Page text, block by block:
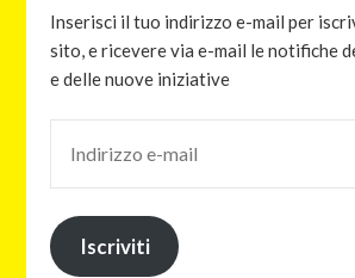
Inserisci il tuo indirizzo e-mail per
sito, e ricevere via e-mail le notifiche
e delle nuove iniziative
Iscriviti